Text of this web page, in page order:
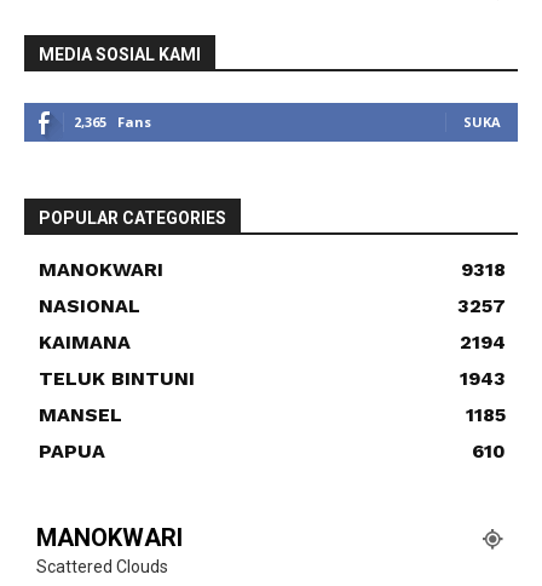
MEDIA SOSIAL KAMI
2,365 Fans SUKA
POPULAR CATEGORIES
MANOKWARI
9318
NASIONAL
3257
KAIMANA
2194
TELUK BINTUNI
1943
MANSEL
1185
PAPUA
610
MANOKWARI
Scattered Clouds